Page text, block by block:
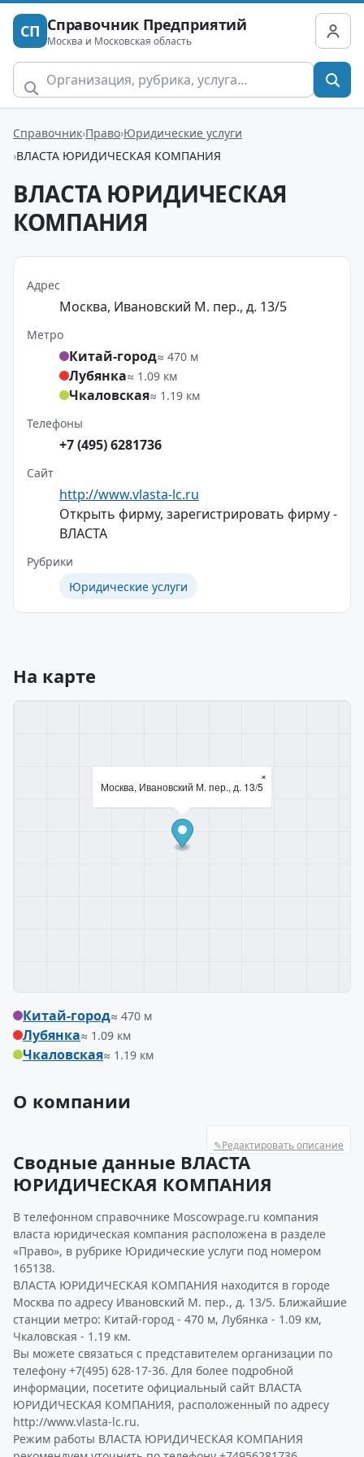
СП Справочник Предприятий
Москва и Московская область
Справочник Право Юридические услуги
ВЛАСТА ЮРИДИЧЕСКАЯ КОМПАНИЯ
ВЛАСТА ЮРИДИЧЕСКАЯ
КОМПАНИЯ
Адрес
Москва, Ивановский М. пер., д. 13/5
Метро
Китай-город≈ 470 м
Лубянка≈ 1.09 км
Чкаловская≈ 1.19 км
Телефоны
+7 (495) 6281736
Сайт
http://www.vlasta-lc.ru
Открыть фирму, зарегистрировать фирму -
ВЛАСТА
Рубрики
Юридические услуги
На карте
Москва, Ивановский М. пер., д. 13/5
×
Китай-город≈ 470 м
Лубянка≈ 1.09 км
Чкаловская≈ 1.19 км
О компании
✎Редактировать описание
Сводные данные ВЛАСТА
ЮРИДИЧЕСКАЯ КОМПАНИЯ
В телефонном справочнике Moscowpage.ru компания
власта юридическая компания расположена в разделе
«Право», в рубрике Юридические услуги под номером
165138.
ВЛАСТА ЮРИДИЧЕСКАЯ КОМПАНИЯ находится в городе
Москва по адресу Ивановский М. пер., д. 13/5. Ближайшие
станции метро: Китай-город - 470 м, Лубянка - 1.09 км,
Чкаловская - 1.19 км.
Вы можете связаться с представителем организации по
телефону +7(495) 628-17-36. Для более подробной
информации, посетите официальный сайт ВЛАСТА
ЮРИДИЧЕСКАЯ КОМПАНИЯ, расположенный по адресу
http://www.vlasta-lc.ru.
Режим работы ВЛАСТА ЮРИДИЧЕСКАЯ КОМПАНИЯ